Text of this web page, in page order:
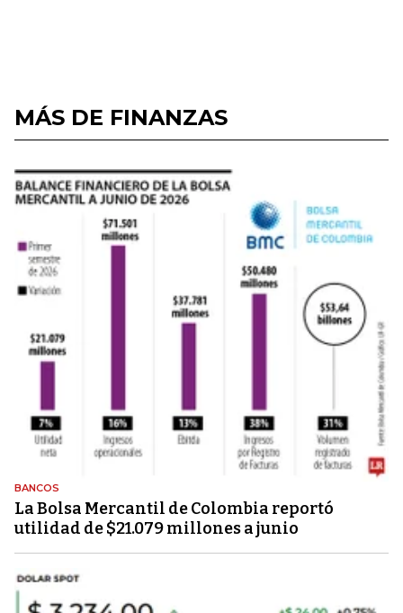
MÁS DE FINANZAS
BANCOS
La Bolsa Mercantil de Colombia reportó
utilidad de $21.079 millones a junio